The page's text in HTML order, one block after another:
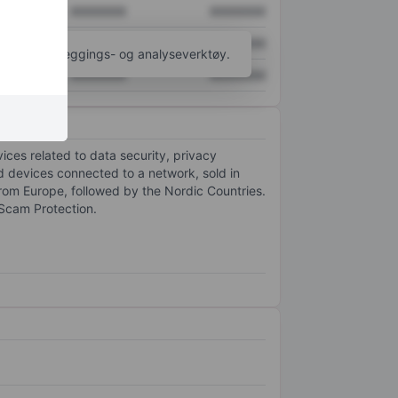
XXXXXXX XXXXXXX
flere kartleggings- og analyseverktøy.
related to data security, privacy
connected to a network, sold in
Europe, followed by the Nordic Countries.
Protection.